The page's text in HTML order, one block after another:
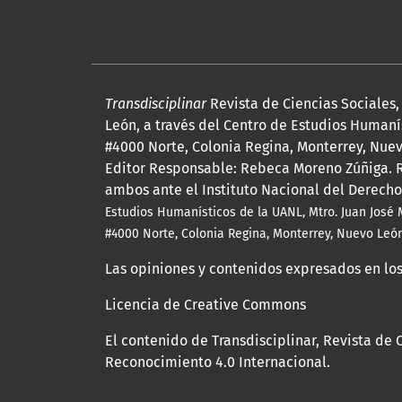
TransdisciplinarRevista de Ciencias
León, a través del Centro de Estudios
#4000 Norte, Colonia Regina, Monterrey,
Editor Responsable: Rebeca Moreno Zúñiga.
ambos ante el Instituto Nacional del
Estudios Humanísticos de la UANL, Mtro. Juan
#4000 Norte, Colonia Regina, Monterrey, Nuevo
Las opiniones y contenidos expresados en
Licencia de Creative Commons
El contenido de Transdisciplinar, Revista de
Reconocimiento 4.0 Internacional.